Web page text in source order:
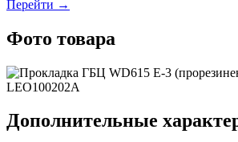
Перейти →
Фото товара
Дополнительные